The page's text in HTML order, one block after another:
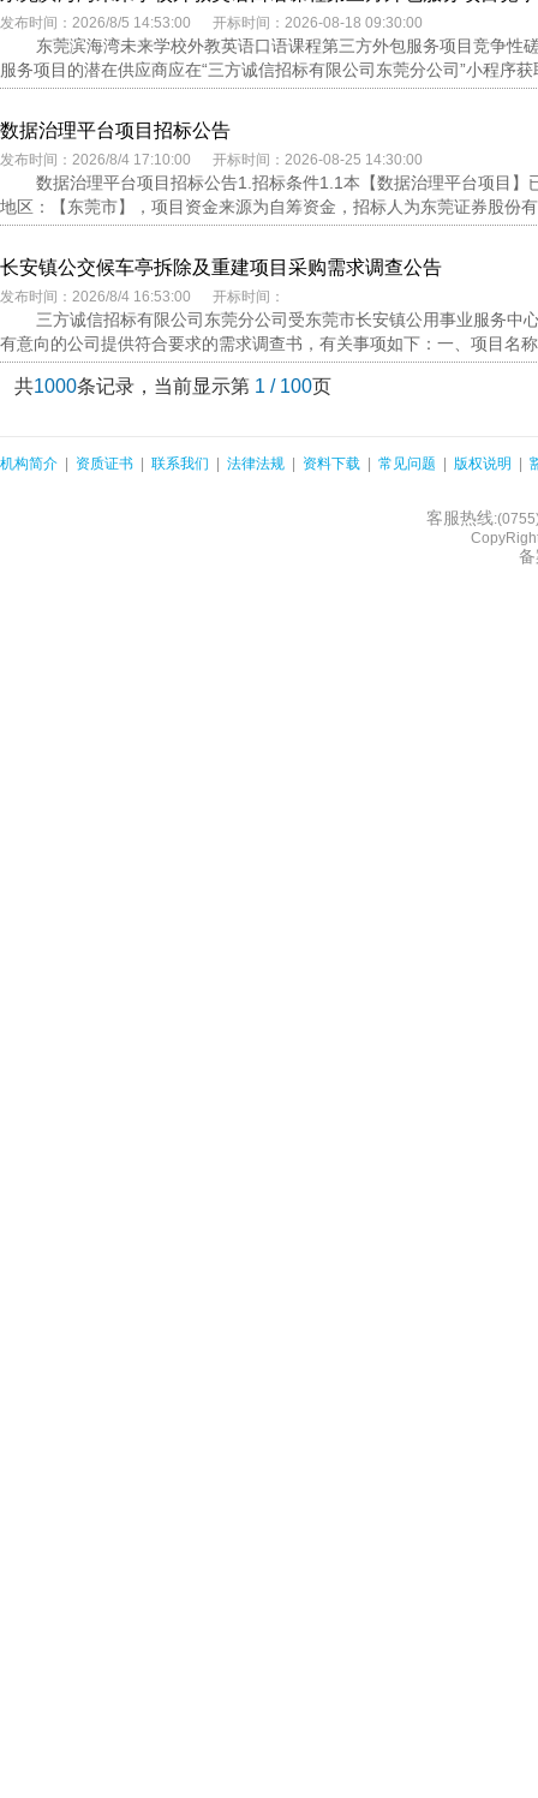
发布时间：2026/8/5 14:53:00 开标时间：2026-08-18 09:30:00
东莞滨海湾未来学校外教英语口语课程第三方外包服务项目竞争
服务项目的潜在供应商应在“三方诚信招标有限公司东莞分公司”小程序
数据治理平台项目招标公告
发布时间：2026/8/4 17:10:00 开标时间：2026-08-25 14:30:00
数据治理平台项目招标公告1.招标条件1.1本【数据治理平台项目
地区：【东莞市】，项目资金来源为自筹资金，招标人为东莞证券股份
长安镇公交候车亭拆除及重建项目采购需求调查公告
发布时间：2026/8/4 16:53:00 开标时间：
三方诚信招标有限公司东莞分公司受东莞市长安镇公用事业服务
有意向的公司提供符合要求的需求调查书，有关事项如下：一、项目名
共1000条记录，当前显示第 1 / 100页
机构简介 资质证书 联系我们 法律法规 资料下载 常见问题 版权说明
客服热线